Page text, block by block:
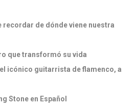
recordar de dónde viene nuestra
que transformó su vida
icónico guitarrista de flamenco, a
Stone en Español